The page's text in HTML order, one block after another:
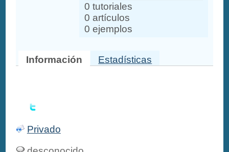
0 tutoriales
0 artículos
0 ejemplos
Información Estadísticas
Privado